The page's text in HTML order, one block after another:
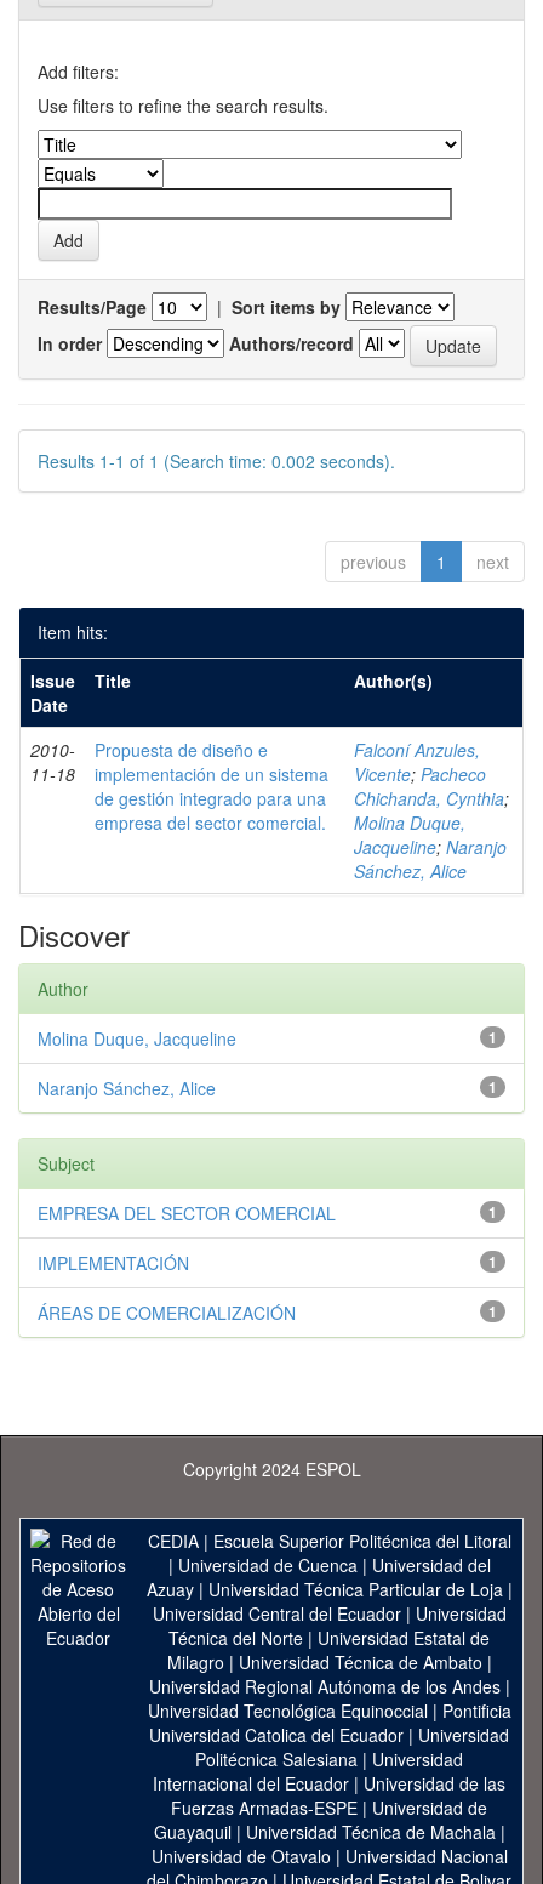
Add filters:
Use filters to refine the search results.
Results/Page | Sort items by
In order
Authors/record
Results 1-1 of 1 (Search time: 0.002 seconds).
previous 1 next
Item hits:
Issue
Date
Title Author(s)
2010-
11-18
Propuesta de diseño e
implementación de un sistema
de gestión integrado para una
empresa del sector comercial.
Falconí Anzules,
Vicente; Pacheco
Chichanda, Cynthia;
Molina Duque,
Jacqueline; Naranjo
Sánchez, Alice
Discover
Author
1
Molina Duque, Jacqueline
1
Naranjo Sánchez, Alice
Subject
1
EMPRESA DEL SECTOR COMERCIAL
1
IMPLEMENTACIÓN
1
ÁREAS DE COMERCIALIZACIÓN
Copyright 2024 ESPOL
CEDIA| Escuela Superior Politécnica del Litoral
| Universidad de Cuenca| Universidad del
Azuay| Universidad Técnica Particular de Loja|
Universidad Central del Ecuador| Universidad
Técnica del Norte | Universidad Estatal de
Milagro | Universidad Técnica de Ambato |
Universidad Regional Autónoma de los Andes|
Universidad Tecnológica Equinoccial| Pontificia
Universidad Catolica del Ecuador | Universidad
Politécnica Salesiana | Universidad
Internacional del Ecuador | Universidad de las
Fuerzas Armadas-ESPE | Universidad de
Guayaquil| Universidad Técnica de Machala|
Universidad de Otavalo | Universidad Nacional